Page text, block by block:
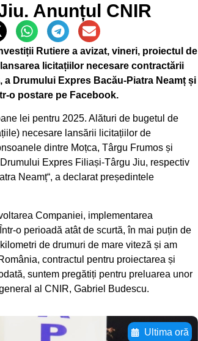
Anunțul CNIR
Rutiere a avizat, vineri, proiectul de
licitațiilor necesare contractării
Drumului Expres Bacău-Piatra Neamț și
o postare pe Facebook.
lei pentru 2025. Alături de bugetul de
necesare lansării licitațiilor de
dintre Moțca, Târgu Frumos și
Expres Filiași-Târgu Jiu, respectiv
Neamț“, a declarat președintele
Companiei, implementarea
o perioadă atât de scurtă, în mai puțin de
de drumuri de mare viteză și am
contractul pentru proiectarea și
suntem pregătiți pentru preluarea unor
al CNIR, Gabriel Budescu.
Ultima oră